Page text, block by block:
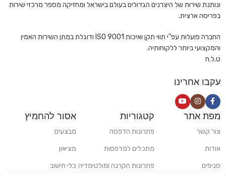
ונותנת שירות של היצרנים הגדולים בעולם בישראל ומחזיקה מספר מרכזי שירות
בפריסה ארצית.
החברה פועלות עפ"י תווי תקן ואיכות ISO 9001 ודוגלת במתן השירות האמין
והמקצועי ביותר ללקוחותיה.
ט.ל.ח
עקבו אחרינו
מפת אתר
צור קשר
אודות
סניפים
קטגוריות
פתרונות הדפסה
מתכלים למדפסות
פתרונות הקרנה ומולטימדיה
אסור להחמיץ
מבצעים
מציאון
כלי חישוב